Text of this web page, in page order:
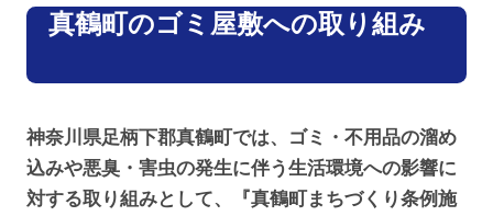
真鶴町のゴミ屋敷への取り組み
神奈川県足柄下郡真鶴町では、ゴミ・不用品の溜め
込みや悪臭・害虫の発生に伴う生活環境への影響に
対する取り組みとして、『真鶴町まちづくり条例施